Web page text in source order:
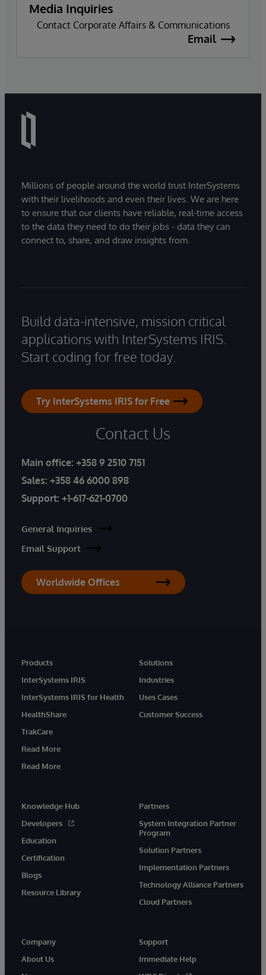
Media Inquiries
Contact Corporate Affairs & Communications
Email
Millions of people around the world trust InterSystems
with their livelihoods and even their lives. We are here
to ensure that our clients have reliable, real-time access
to the data they need to do their jobs - data they can
connect to, share, and draw insights from.
Build data-intensive, mission critical
applications with InterSystems IRIS.
Start coding for free today.
Try InterSystems IRIS for Free
Contact Us
Main office: +358 9 2510 7151
Sales: +358 46 6000 898
Support: +1-617-621-0700
General Inquiries
Email Support
Worldwide Offices
Products
InterSystems IRIS
InterSystems IRIS for Health
HealthShare
TrakCare
Read More
Read More
Solutions
Industries
Uses Cases
Customer Success
Knowledge Hub
Developers
Education
Certification
Blogs
Resource Library
Partners
System Integration Partner
Program
Solution Partners
Implementation Partners
Technology Alliance Partners
Cloud Partners
Company
About Us
Support
Immediate Help